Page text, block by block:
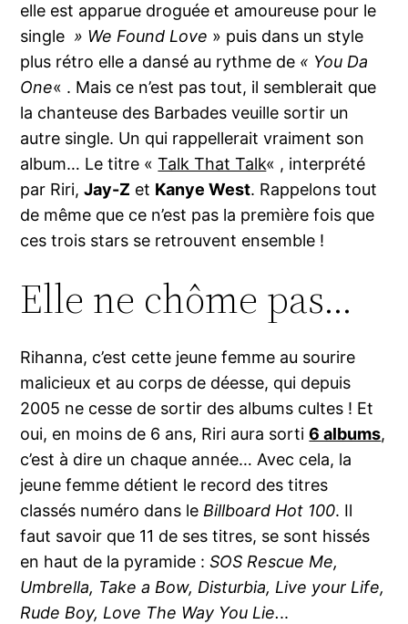
elle est apparue droguée et amoureuse pour le
single » We Found Love » puis dans un style
plus rétro elle a dansé au rythme de « You Da
One« . Mais ce n’est pas tout, il semblerait que
la chanteuse des Barbades veuille sortir un
autre single. Un qui rappellerait vraiment son
album… Le titre «Talk That Talk« , interprété
par Riri,Jay-Z et Kanye West. Rappelons tout
de même que ce n’est pas la première fois que
ces trois stars se retrouvent ensemble !
Elle ne chôme pas…
Rihanna, c’est cette jeune femme au sourire
malicieux et au corps de déesse, qui depuis
2005 ne cesse de sortir des albums cultes ! Et
oui, en moins de 6 ans, Riri aura sorti6 albums,
c’est à dire un chaque année… Avec cela, la
jeune femme détient le record des titres
classés numéro dans leBillboard Hot 100. Il
faut savoir que 11 de ses titres, se sont hissés
en haut de la pyramide :SOS Rescue Me,
Umbrella, Take a Bow, Disturbia, Live your Life,
Rude Boy, Love The Way You Lie...